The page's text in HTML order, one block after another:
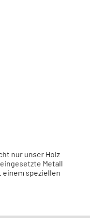
nur unser Holz
Metall
speziellen